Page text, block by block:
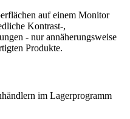
auf einem Monitor
Kontrast-,
- nur annäherungsweise
Produkte.
im Lagerprogramm